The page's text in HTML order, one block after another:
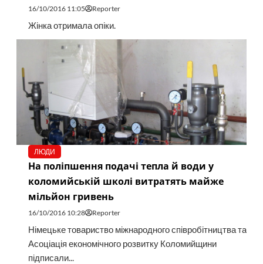
16/10/2016 11:05 Reporter
Жінка отримала опіки.
ЛЮДИ
На поліпшення подачі тепла й води у
коломийській школі витратять майже
мільйон гривень
16/10/2016 10:28 Reporter
Німецьке товариство міжнародного співробітництва та
Асоціація економічного розвитку Коломийщини
підписали...